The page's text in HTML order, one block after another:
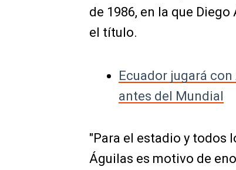
de 1986, en la que
el título.
Ecuador jugará
antes del Mundial
"Para el estadio y todos
Águilas es motivo de